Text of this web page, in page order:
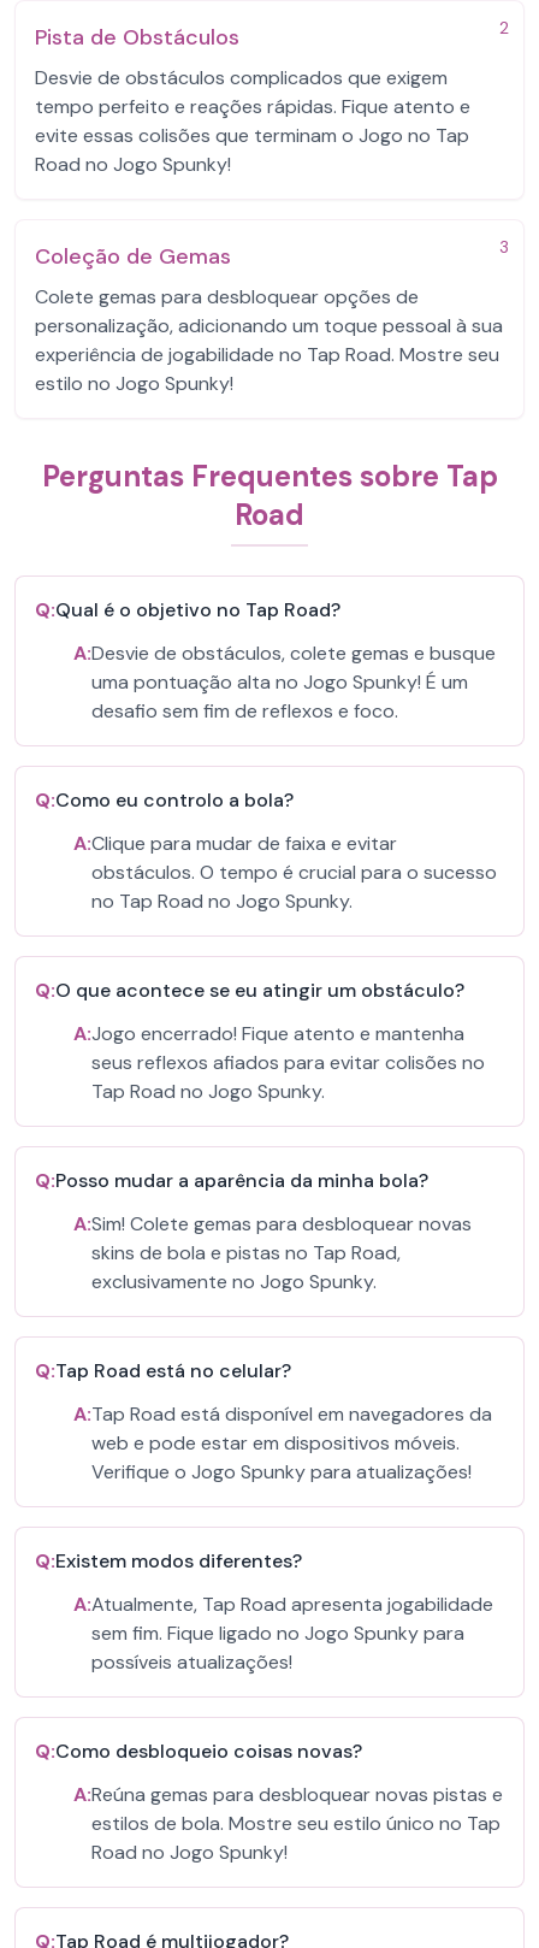
2
Pista de Obstáculos
Desvie de obstáculos complicados que exigem
tempo perfeito e reações rápidas. Fique atento e
evite essas colisões que terminam o Jogo no Tap
Road no Jogo Spunky!
3
Coleção de Gemas
Colete gemas para desbloquear opções de
personalização, adicionando um toque pessoal à sua
experiência de jogabilidade no Tap Road. Mostre seu
estilo no Jogo Spunky!
Perguntas Frequentes sobre Tap
Road
Q:Qual é o objetivo no Tap Road?
A:Desvie de obstáculos, colete gemas e busque
uma pontuação alta no Jogo Spunky! É um
desafio sem fim de reflexos e foco.
Q:Como eu controlo a bola?
A:Clique para mudar de faixa e evitar
obstáculos. O tempo é crucial para o sucesso
no Tap Road no Jogo Spunky.
Q:O que acontece se eu atingir um obstáculo?
A:Jogo encerrado! Fique atento e mantenha
seus reflexos afiados para evitar colisões no
Tap Road no Jogo Spunky.
Q:Posso mudar a aparência da minha bola?
A:Sim! Colete gemas para desbloquear novas
skins de bola e pistas no Tap Road,
exclusivamente no Jogo Spunky.
Q:Tap Road está no celular?
A:Tap Road está disponível em navegadores da
web e pode estar em dispositivos móveis.
Verifique o Jogo Spunky para atualizações!
Q:Existem modos diferentes?
A:Atualmente, Tap Road apresenta jogabilidade
sem fim. Fique ligado no Jogo Spunky para
possíveis atualizações!
Q:Como desbloqueio coisas novas?
A:Reúna gemas para desbloquear novas pistas e
estilos de bola. Mostre seu estilo único no Tap
Road no Jogo Spunky!
Q:Tap Road é multijogador?